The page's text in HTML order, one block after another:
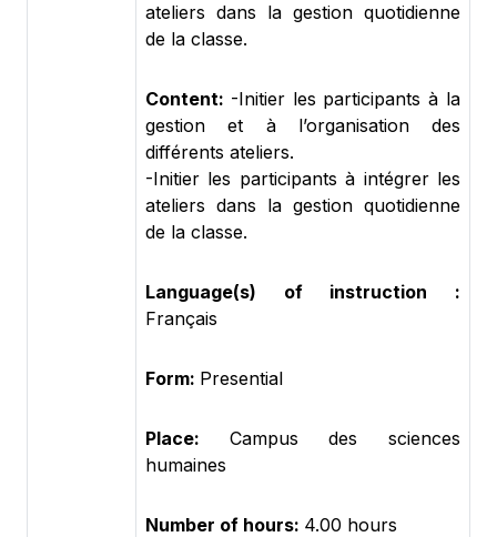
ateliers dans la gestion quotidienne
de la classe.
Content: -Initier les participants à la
gestion et à l’organisation des
différents ateliers.
-Initier les participants à intégrer les
ateliers dans la gestion quotidienne
de la classe.
Language(s) of instruction :
Français
Form: Presential
Place: Campus des sciences
humaines
Number of hours: 4.00 hours